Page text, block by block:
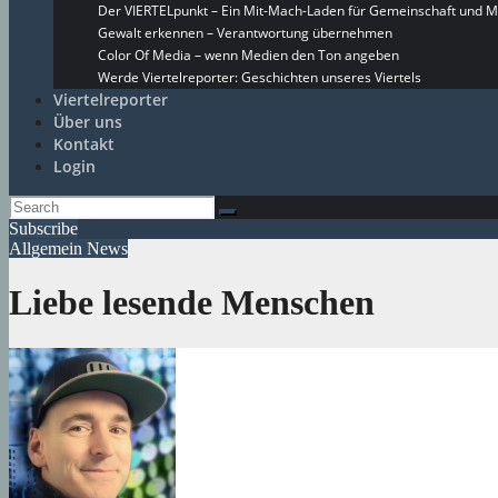
Der VIERTELpunkt – Ein Mit-Mach-Laden für Gemeinschaft und
Gewalt erkennen – Verantwortung übernehmen
Color Of Media – wenn Medien den Ton angeben
Werde Viertelreporter: Geschichten unseres Viertels
Viertelreporter
Über uns
Kontakt
Login
Subscribe
Allgemein News
Liebe lesende Menschen